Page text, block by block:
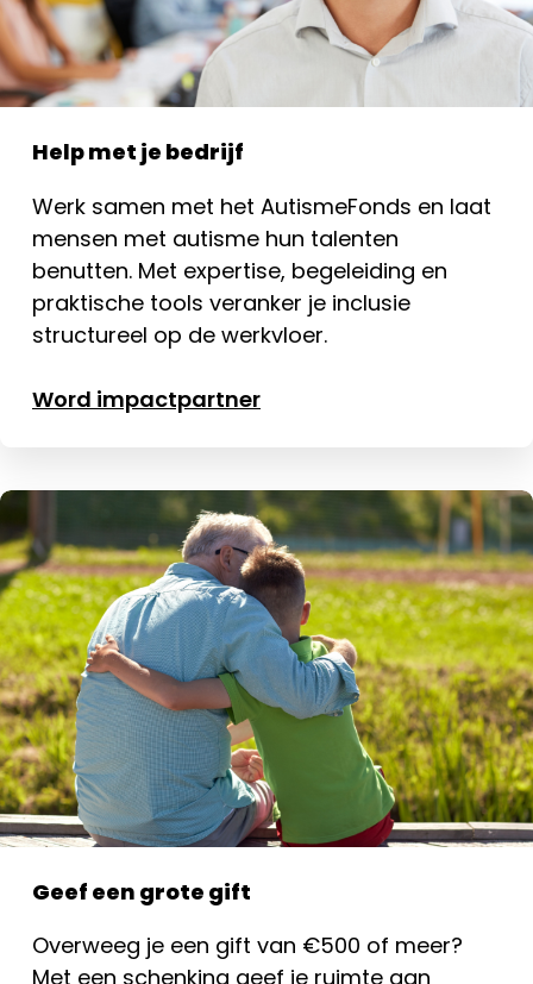
Help met je bedrijf
Werk samen met het AutismeFonds en laat
mensen met autisme hun talenten
benutten. Met expertise, begeleiding en
praktische tools veranker je inclusie
structureel op de werkvloer.
Word impactpartner
Geef een grote gift
Overweeg je een gift van €500 of meer?
Met een schenking geef je ruimte aan